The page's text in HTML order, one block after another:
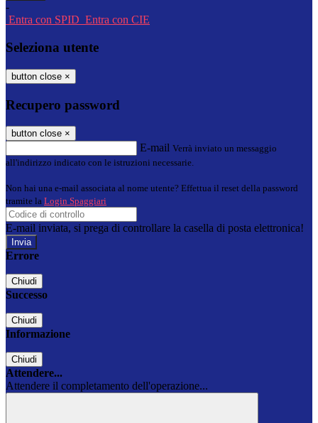
-
Entra con SPID Entra con CIE
Seleziona utente
button close ×
Recupero password
button close ×
E-mail Verrà inviato un messaggio
all'indirizzo indicato con le istruzioni necessarie.
Non hai una e-mail associata al nome utente? Effettua il reset della password
tramite la Login Spaggiari
E-mail inviata, si prega di controllare la casella di posta elettronica!
Errore
Chiudi
Successo
Chiudi
Informazione
Chiudi
Attendere...
Attendere il completamento dell'operazione...